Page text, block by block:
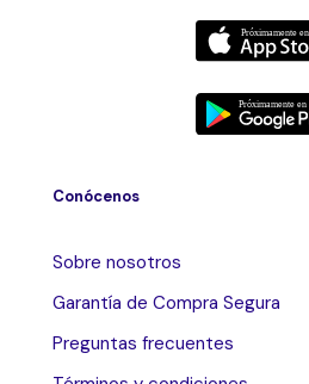
Conócenos
Sobre nosotros
Garantía de Compra Segura
Preguntas frecuentes